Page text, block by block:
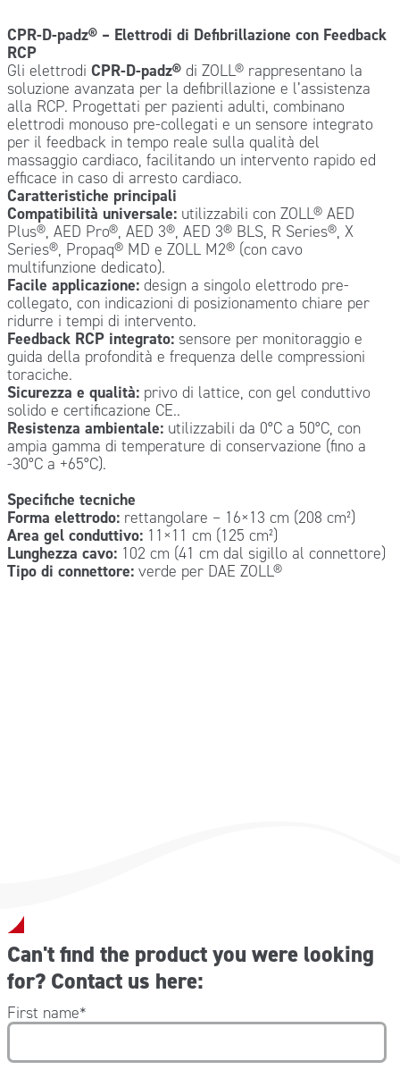
CPR-D-padz® – Elettrodi di Defibrillazione con Feedback
RCP
Gli elettrodi CPR-D-padz®di ZOLL® rappresentano la
soluzione avanzata per la defibrillazione e l’assistenza
alla RCP. Progettati per pazienti adulti, combinano
elettrodi monouso pre-collegati e un sensore integrato
per il feedback in tempo reale sulla qualità del
massaggio cardiaco, facilitando un intervento rapido ed
efficace in caso di arresto cardiaco.
Caratteristiche principali
Compatibilità universale:utilizzabili con ZOLL® AED
Plus®, AED Pro®, AED 3®, AED 3® BLS, R Series®, X
Series®, Propaq® MD e ZOLL M2® (con cavo
multifunzione dedicato).
Facile applicazione:design a singolo elettrodo pre-
collegato, con indicazioni di posizionamento chiare per
ridurre i tempi di intervento.
Feedback RCP integrato:sensore per monitoraggio e
guida della profondità e frequenza delle compressioni
toraciche.
Sicurezza e qualità:privo di lattice, con gel conduttivo
solido e certificazione CE..
Resistenza ambientale:utilizzabili da 0°C a 50°C, con
ampia gamma di temperature di conservazione (fino a
-30°C a +65°C).
Specifiche tecniche
Forma elettrodo:rettangolare – 16×13 cm (208 cm²)
Area gel conduttivo:11×11 cm (125 cm²)
Lunghezza cavo:102 cm (41 cm dal sigillo al connettore)
Tipo di connettore:verde per DAE ZOLL®
Can't find the product you were looking
for? Contact us here:
First name*